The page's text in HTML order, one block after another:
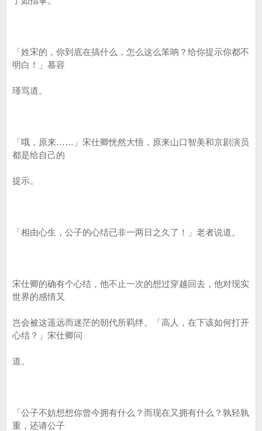
「姓宋的，你到底在搞什么，怎么这么笨呐？给你提示你都不
明白！」慕容
瑾骂道。
「哦，原来……」宋仕卿恍然大悟，原来山口智美和京剧演员
都是给自己的
提示。
「相由心生，公子的心结已非一两日之久了！」老者说道。
宋仕卿的确有个心结，他不止一次的想过穿越回去，他对现实
世界的感情又
岂会被这遥远而迷茫的朝代所羁绊。「高人，在下该如何打开
心结？」宋仕卿问
道。
「公子不妨想想你曾今拥有什么？而现在又拥有什么？孰轻孰
重，还请公子